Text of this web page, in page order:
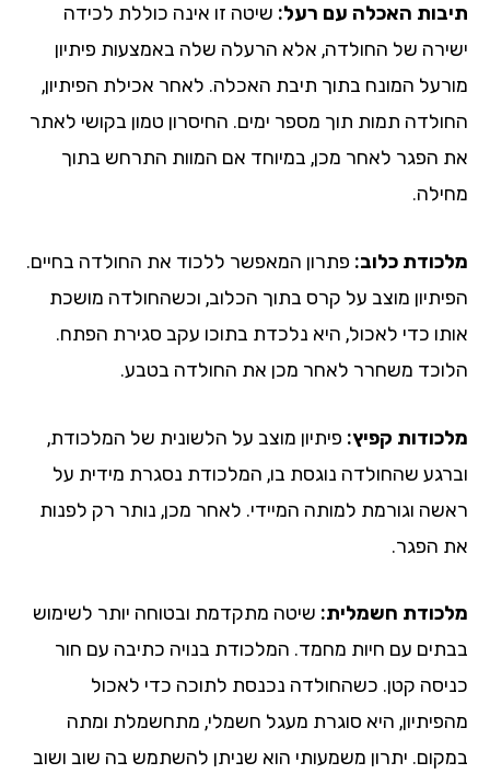
תיבות האכלה עם רעל: שיטה זו אינה כוללת לכידה
ישירה של החולדה, אלא הרעלה שלה באמצעות פיתיון
מורעל המונח בתוך תיבת האכלה. לאחר אכילת הפיתיון,
החולדה תמות תוך מספר ימים. החיסרון טמון בקושי לאתר
את הפגר לאחר מכן, במיוחד אם המוות התרחש בתוך
מחילה.
מלכודת כלוב: פתרון המאפשר ללכוד את החולדה בחיים.
הפיתיון מוצב על קרס בתוך הכלוב, וכשהחולדה מושכת
אותו כדי לאכול, היא נלכדת בתוכו עקב סגירת הפתח.
הלוכד משחרר לאחר מכן את החולדה בטבע.
מלכודות קפיץ: פיתיון מוצב על הלשונית של המלכודת,
וברגע שהחולדה נוגסת בו, המלכודת נסגרת מידית על
ראשה וגורמת למותה המיידי. לאחר מכן, נותר רק לפנות
את הפגר.
מלכודת חשמלית: שיטה מתקדמת ובטוחה יותר לשימוש
בבתים עם חיות מחמד. המלכודת בנויה כתיבה עם חור
כניסה קטן. כשהחולדה נכנסת לתוכה כדי לאכול
מהפיתיון, היא סוגרת מעגל חשמלי, מתחשמלת ומתה
במקום. יתרון משמעותי הוא שניתן להשתמש בה שוב ושוב